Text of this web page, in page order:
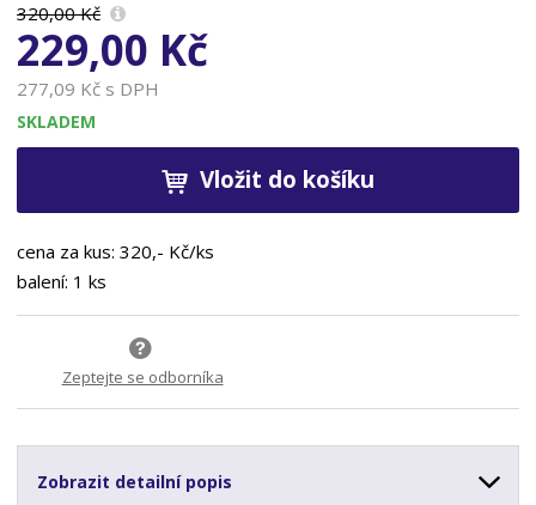
320,00 Kč
229,00 Kč
277,09 Kč s DPH
SKLADEM
Vložit do košíku
cena za kus: 320,- Kč/ks
balení: 1 ks
Zeptejte se odborníka
Zobrazit detailní popis